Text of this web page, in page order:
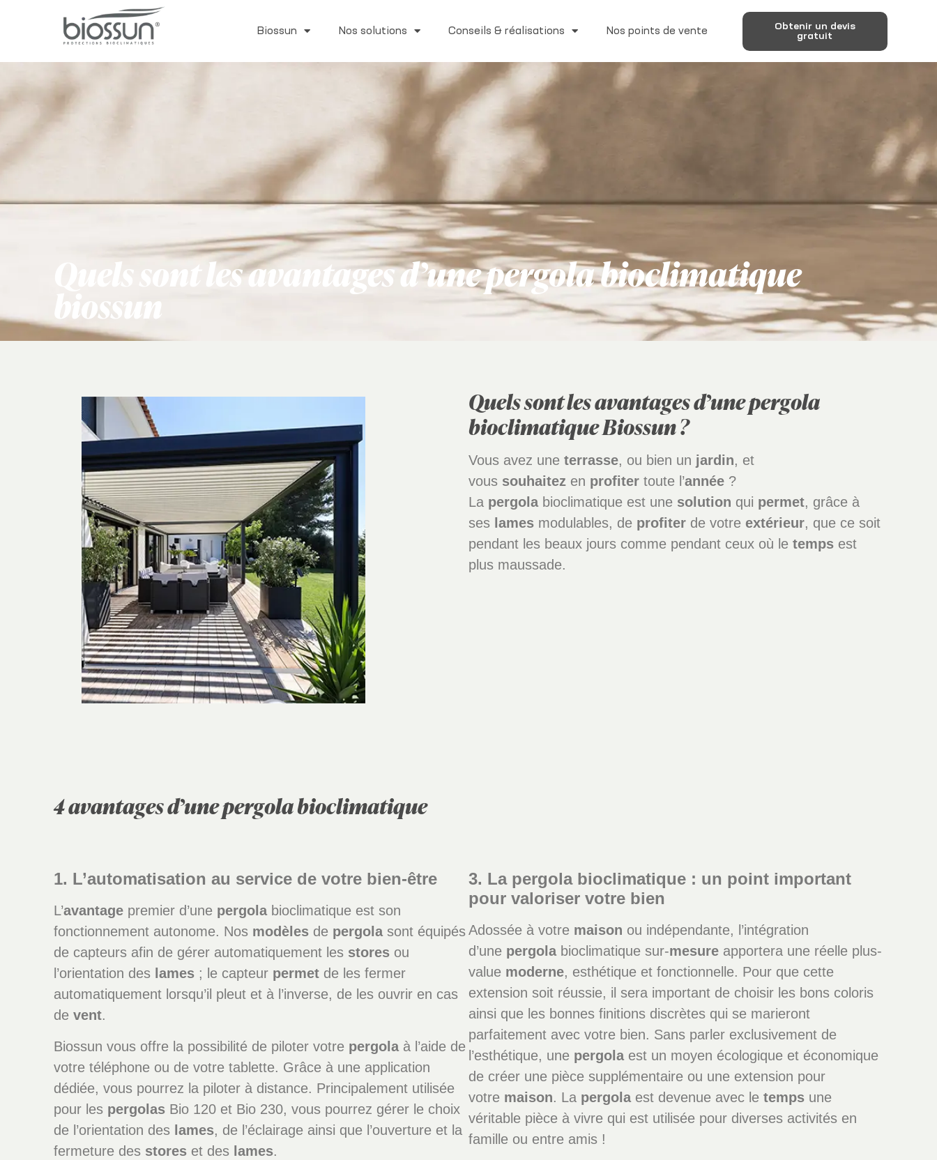
Biossun Nos solutions Conseils & réalisations Nos points de vente
Obtenir un devis
gratuit
Quels sont les avantages d’une pergola bioclimatique
biossun
Quels sont les avantages d’une pergola
bioclimatique Biossun ?
Vous avez une terrasse, ou bien un jardin, et
vous souhaitez en profiter toute l’année ?
La pergolabioclimatique est une solution qui permet, grâce à
ses lames modulables, de profiter de votre extérieur, que ce soit
pendant les beaux jours comme pendant ceux où le temps est
plus maussade.
4 avantages d’une pergola bioclimatique
1. L’automatisation au service de votre bien-être
L’avantage premier d’une pergolabioclimatique est son
fonctionnement autonome. Nos modèles de pergolasont équipés
de capteurs afin de gérer automatiquement les stores ou
l’orientation des lames ; le capteur permet de les fermer
automatiquement lorsqu’il pleut et à l’inverse, de les ouvrir en cas
devent.
Biossun vous offre la possibilité de piloter votre pergolaà l’aide de
votre téléphone ou de votre tablette. Grâce à une application
dédiée, vous pourrez la piloter à distance. Principalement utilisée
pour les pergolas Bio 120 et Bio 230, vous pourrez gérer le choix
de l’orientation des lames, de l’éclairage ainsi que l’ouverture et la
fermeture des stores et des lames.
3. La pergola bioclimatique : un point important
pour valoriser votre bien
Adossée à votre maison ou indépendante, l’intégration
d’une pergolabioclimatique sur-mesure apportera une réelle plus-
value moderne, esthétique et fonctionnelle. Pour que cette
extension soit réussie, il sera important de choisir les bons coloris
ainsi que les bonnes finitions discrètes qui se marieront
parfaitement avec votre bien. Sans parler exclusivement de
l’esthétique, une pergolaest un moyen écologique et économique
de créer une pièce supplémentaire ou une extension pour
votre maison. La pergolaest devenue avec le temps une
véritable pièce à vivre qui est utilisée pour diverses activités en
famille ou entre amis !